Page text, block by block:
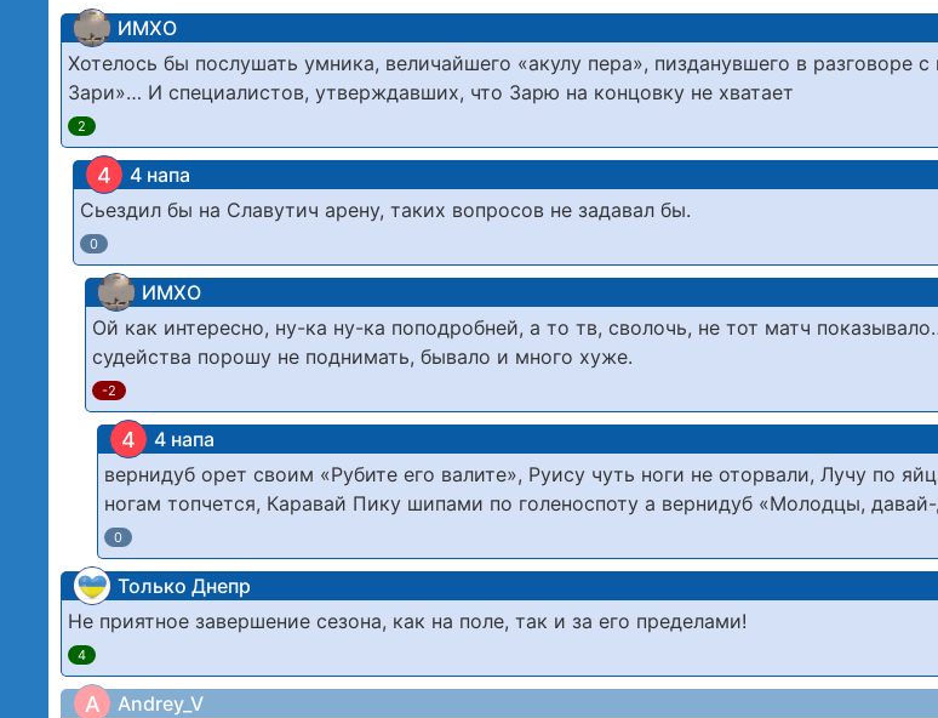
ИМХО
Хотелось бы послушать умника, величайшего «акулу пера», пизданувшего в разговоре
Зари»… И специалистов, утверждавших, что Зарю на концовку не хватает
2
4 4 напа
Сьездил бы на Славутич арену, таких вопросов не задавал бы.
0
ИМХО
Ой как интересно, ну-ка ну-ка поподробней, а то тв, сволочь, не тот матч
судейства порошу не поднимать, бывало и много хуже.
-2
4 4 напа
вернидуб орет своим «Рубите его валите», Руису чуть ноги не оторвали, Лучу по
ногам топчется, Каравай Пику шипами по голеноспоту а вернидуб «Молодцы,
0
Только Днепр
Не приятное завершение сезона, как на поле, так и за его пределами!
4
A Andrey_V